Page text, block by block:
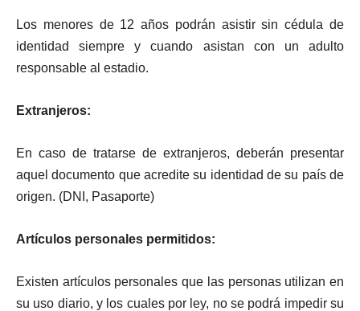
Los menores de 12 años podrán asistir sin cédula de
identidad siempre y cuando asistan con un adulto
responsable al estadio.
Extranjeros:
En caso de tratarse de extranjeros, deberán presentar
aquel documento que acredite su identidad de su país de
origen. (DNI, Pasaporte)
Artículos personales permitidos:
Existen artículos personales que las personas utilizan en
su uso diario, y los cuales por ley, no se podrá impedir su